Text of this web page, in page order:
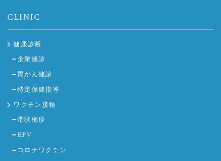
CLINIC
健康診断
企業健診
胃がん健診
特定保健指導
ワクチン接種
帯状疱疹
HPV
コロナワクチン